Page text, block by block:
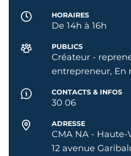
HORAIRES
De 14h à 16h
PUBLICS
Créateur -
entrepreneur, En
CONTACTS & INFOS
30 06
ADRESSE
CMA NA - Haute-
12 avenue